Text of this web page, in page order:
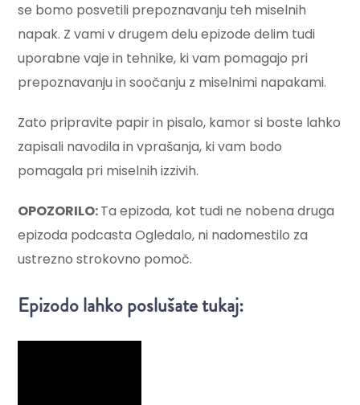
se bomo posvetili prepoznavanju teh miselnih
napak. Z vami v drugem delu epizode delim tudi
uporabne vaje in tehnike, ki vam pomagajo pri
prepoznavanju in soočanju z miselnimi napakami.
Zato pripravite papir in pisalo, kamor si boste lahko
zapisali navodila in vprašanja, ki vam bodo
pomagala pri miselnih izzivih.
OPOZORILO:Ta epizoda, kot tudi ne nobena druga
epizoda podcasta Ogledalo, ni nadomestilo za
ustrezno strokovno pomoč.
Epizodo lahko poslušate tukaj: